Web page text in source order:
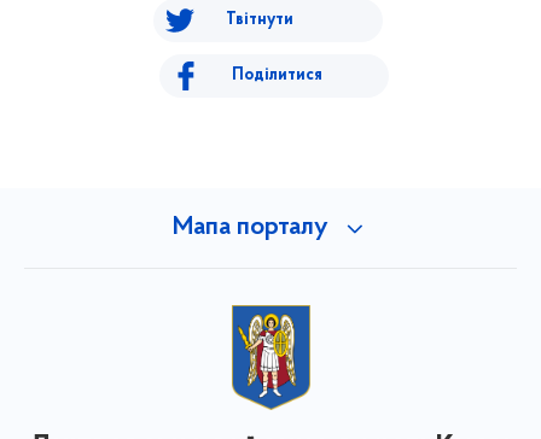
Твітнути
Поділитися
Мапа порталу